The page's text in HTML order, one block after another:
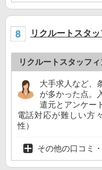
リクルートスタ
リクルートスタッフ
大手求人など、
が多かった点。
遣元とアンケー
電話対応が難しい方
性）
その他の口コミ